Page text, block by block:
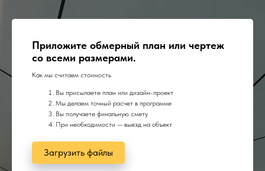
Приложите обмерный план или чертеж
со всеми размерами.
Как мы считаем стоимость
Вы присылаете план или дизайн-проект
Мы делаем точный расчет в программе
Вы получаете финальную смету
При необходимости — выезд на объект
Загрузить файлы